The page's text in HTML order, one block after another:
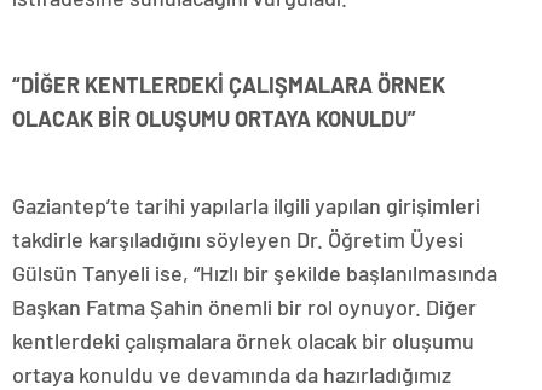
“DİĞER KENTLERDEKİ ÇALIŞMALARA ÖRNEK
OLACAK BİR OLUŞUMU ORTAYA KONULDU”
Gaziantep’te tarihi yapılarla ilgili yapılan girişimleri
takdirle karşıladığını söyleyen Dr. Öğretim Üyesi
Gülsün Tanyeli ise, “Hızlı bir şekilde başlanılmasında
Başkan Fatma Şahin önemli bir rol oynuyor. Diğer
kentlerdeki çalışmalara örnek olacak bir oluşumu
ortaya konuldu ve devamında da hazırladığımız